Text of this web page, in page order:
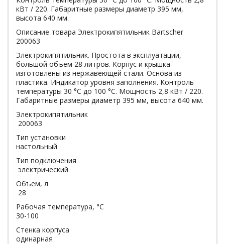
кВт / 220. Габаритные размеры диаметр 395 мм,
высота 640 мм.
Описание товара Электрокипятильник Bartscher
200063
Электрокипятильник. Простота в эксплуатации,
большой объем 28 литров. Корпус и крышка
изготовлены из нержавеющей стали. Основа из
пластика. Индикатор уровня заполнения. Контроль
температуры 30 °C до 100 °C. Мощность 2,8 кВт / 220.
Габаритные размеры диаметр 395 мм, высота 640 мм.
Электрокипятильник
200063
Тип установки
настольный
Тип подключения
электрический
Объем, л
28
Рабочая температура, °С
30-100
Стенка корпуса
одинарная